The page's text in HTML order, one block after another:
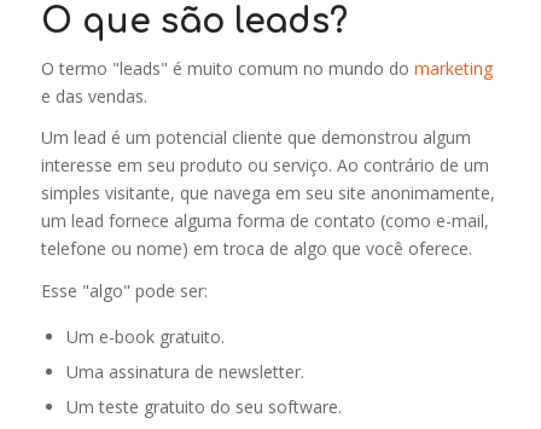
O que são leads?
O termo "leads" é muito comum no mundo do marketing
e das vendas.
Um lead é um potencial cliente que demonstrou algum
interesse em seu produto ou serviço. Ao contrário de um
simples visitante, que navega em seu site anonimamente,
um lead fornece alguma forma de contato (como e-mail,
telefone ou nome) em troca de algo que você oferece.
Esse "algo" pode ser:
Um e-book gratuito.
Uma assinatura de newsletter.
Um teste gratuito do seu software.